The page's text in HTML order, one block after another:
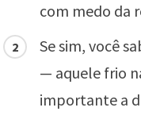
com medo da
Se sim, você
— aquele frio
importante a